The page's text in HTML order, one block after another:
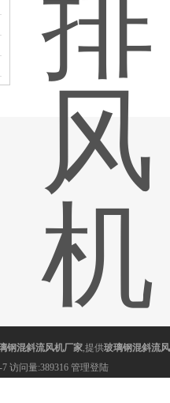
钢混斜流风机厂家,提供玻璃钢混斜流
7 访问量:389316 管理登陆